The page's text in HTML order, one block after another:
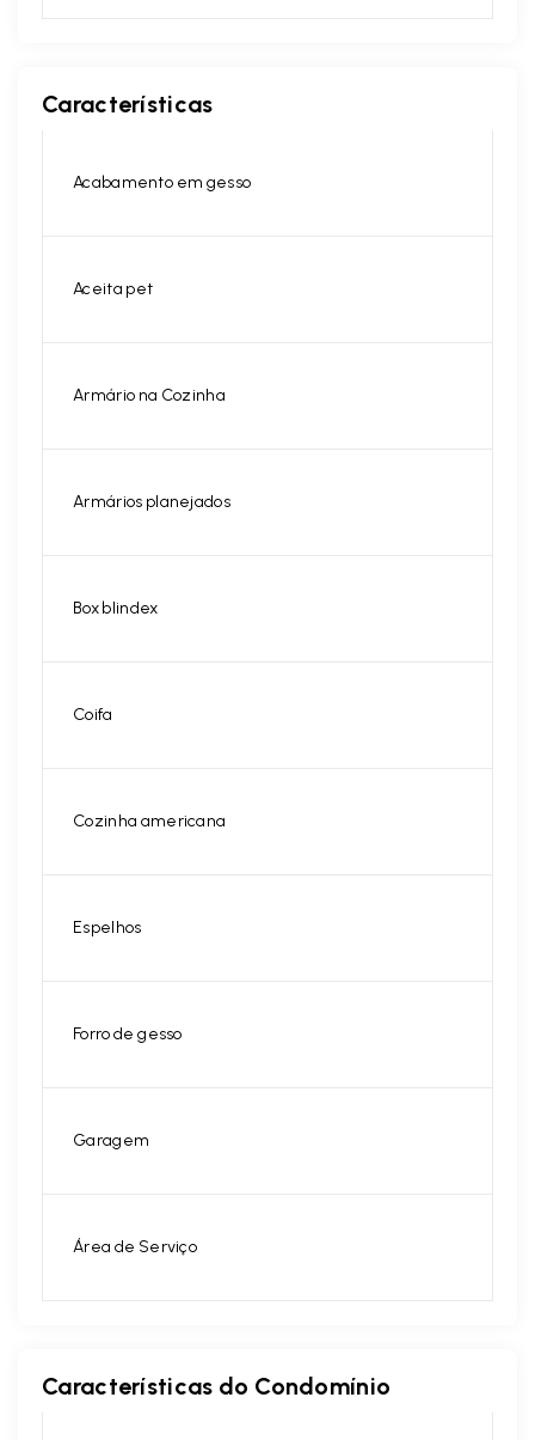
Características
Acabamento em gesso
Aceita pet
Armário na Cozinha
Armários planejados
Box blindex
Coifa
Cozinha americana
Espelhos
Forro de gesso
Garagem
Área de Serviço
Características do Condomínio